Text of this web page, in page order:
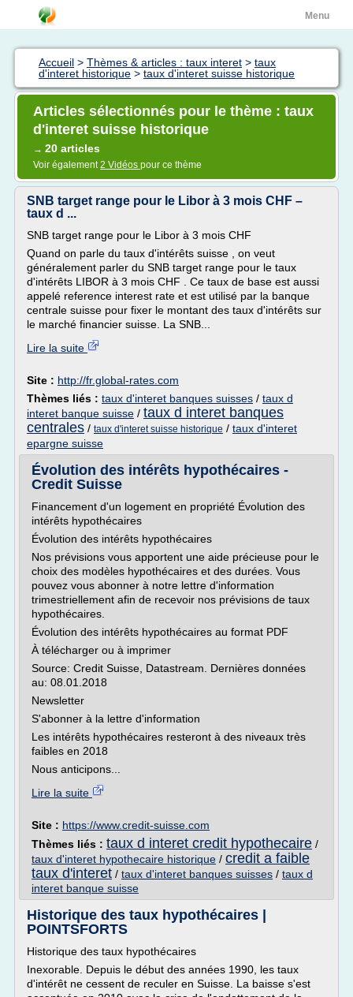
Menu
Accueil > Thèmes & articles : taux interet > taux
d'interet historique > taux d'interet suisse historique
Articles sélectionnés pour le thème : taux
d'interet suisse historique
→ 20 articles
Voir également2 Vidéos pour ce thème
SNB target range pour le Libor à 3 mois CHF –
taux d ...
SNB target range pour le Libor à 3 mois CHF
Quand on parle du taux d'intérêts suisse , on veut
généralement parler du SNB target range pour le taux
d'intérêts LIBOR à 3 mois CHF . Ce taux de base est aussi
appelé reference interest rate et est utilisé par la banque
centrale suisse pour fixer le montant des taux d'intérêts sur
le marché financier suisse. La SNB...
Lire la suite
Site : http://fr.global-rates.com
Thèmes liés : taux d'interet banques suisses / taux d
interet banque suisse / taux d interet banques
centrales / taux d'interet suisse historique / taux d'interet
epargne suisse
Évolution des intérêts hypothécaires -
Credit Suisse
Financement d'un logement en propriété Évolution des
intérêts hypothécaires
Évolution des intérêts hypothécaires
Nos prévisions vous apportent une aide précieuse pour le
choix des modèles hypothécaires et des durées. Vous
pouvez vous abonner à notre lettre d'information
trimestriellement afin de recevoir nos prévisions de taux
hypothécaires.
Évolution des intérêts hypothécaires au format PDF
À télécharger ou à imprimer
Source: Credit Suisse, Datastream. Dernières données
au: 08.01.2018
Newsletter
S'abonner à la lettre d'information
Les intérêts hypothécaires resteront à des niveaux très
faibles en 2018
Nous anticipons...
Lire la suite
Site : https://www.credit-suisse.com
Thèmes liés : taux d interet credit hypothecaire /
taux d'interet hypothecaire historique / credit a faible
taux d'interet / taux d'interet banques suisses / taux d
interet banque suisse
Historique des taux hypothécaires |
POINTSFORTS
Historique des taux hypothécaires
Inexorable. Depuis le début des années 1990, les taux
d'intérêt ne cessent de reculer en Suisse. La baisse s'est